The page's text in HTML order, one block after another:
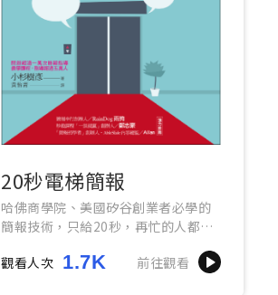
20秒電梯簡報
哈佛商學院、美國矽谷創業者必學的
簡報技術，只給20秒，再忙的人都抬
觀看人次 1.7K 前往觀看